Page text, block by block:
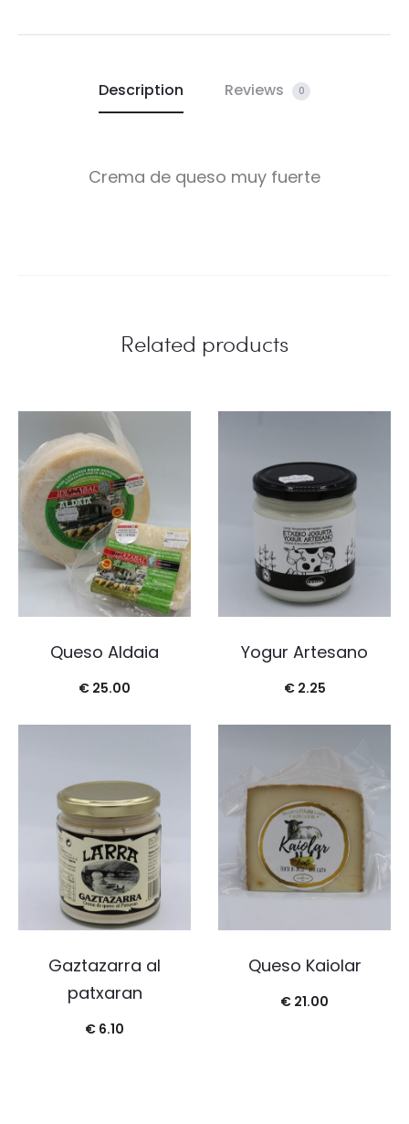
Description Reviews 0
Crema de queso muy fuerte
Related products
Queso Aldaia
€ 25.00
Yogur Artesano
€2.25
Gaztazarra al
patxaran
€ 6.10
Queso Kaiolar
€ 21.00